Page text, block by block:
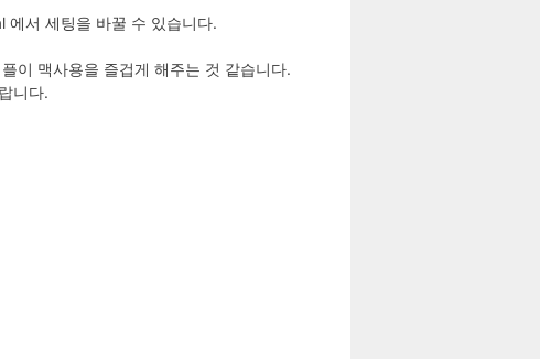
에서 세팅을 바꿀 수 있습니다.
이 맥사용을 즐겁게 해주는 것 같습니다.
니다.